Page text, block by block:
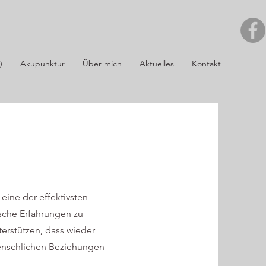
Akupunktur Über mich Aktuelles Kontakt
der effektivsten
Erfahrungen zu
dass wieder
Beziehungen